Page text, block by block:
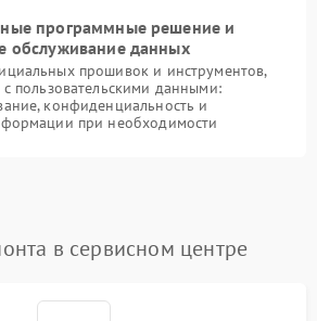
программные решение и
обслуживание данных
прошивок и инструментов,
пользовательскими данными:
конфиденциальность и
при необходимости
в сервисном центре